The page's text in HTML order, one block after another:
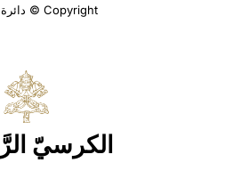
Copyright © دائرة الاتصالات
الكرسيّ